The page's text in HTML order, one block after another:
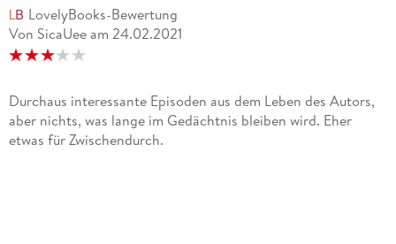
LovelyBooks-Bewertung
Von SicaUee am 24.02.2021
Durchaus interessante Episoden aus dem Leben des Autors,
aber nichts, was lange im Gedächtnis bleiben wird. Eher
etwas für Zwischendurch.